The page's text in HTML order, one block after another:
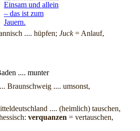
Einsam und allein
– das ist zum
Jauern.
.... hüpfen; Juck= Anlauf,
.... munter
Braunschweig .... umsonst,
.... (heimlich) tauschen,
verquanzen = vertauschen,